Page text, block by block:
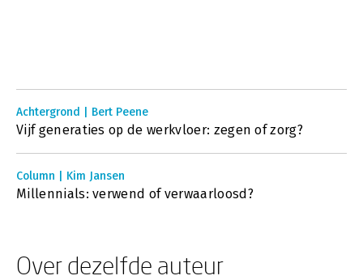
Achtergrond | Bert Peene
Vijf generaties op de werkvloer: zegen of zorg?
Column | Kim Jansen
Millennials: verwend of verwaarloosd?
Over dezelfde auteur